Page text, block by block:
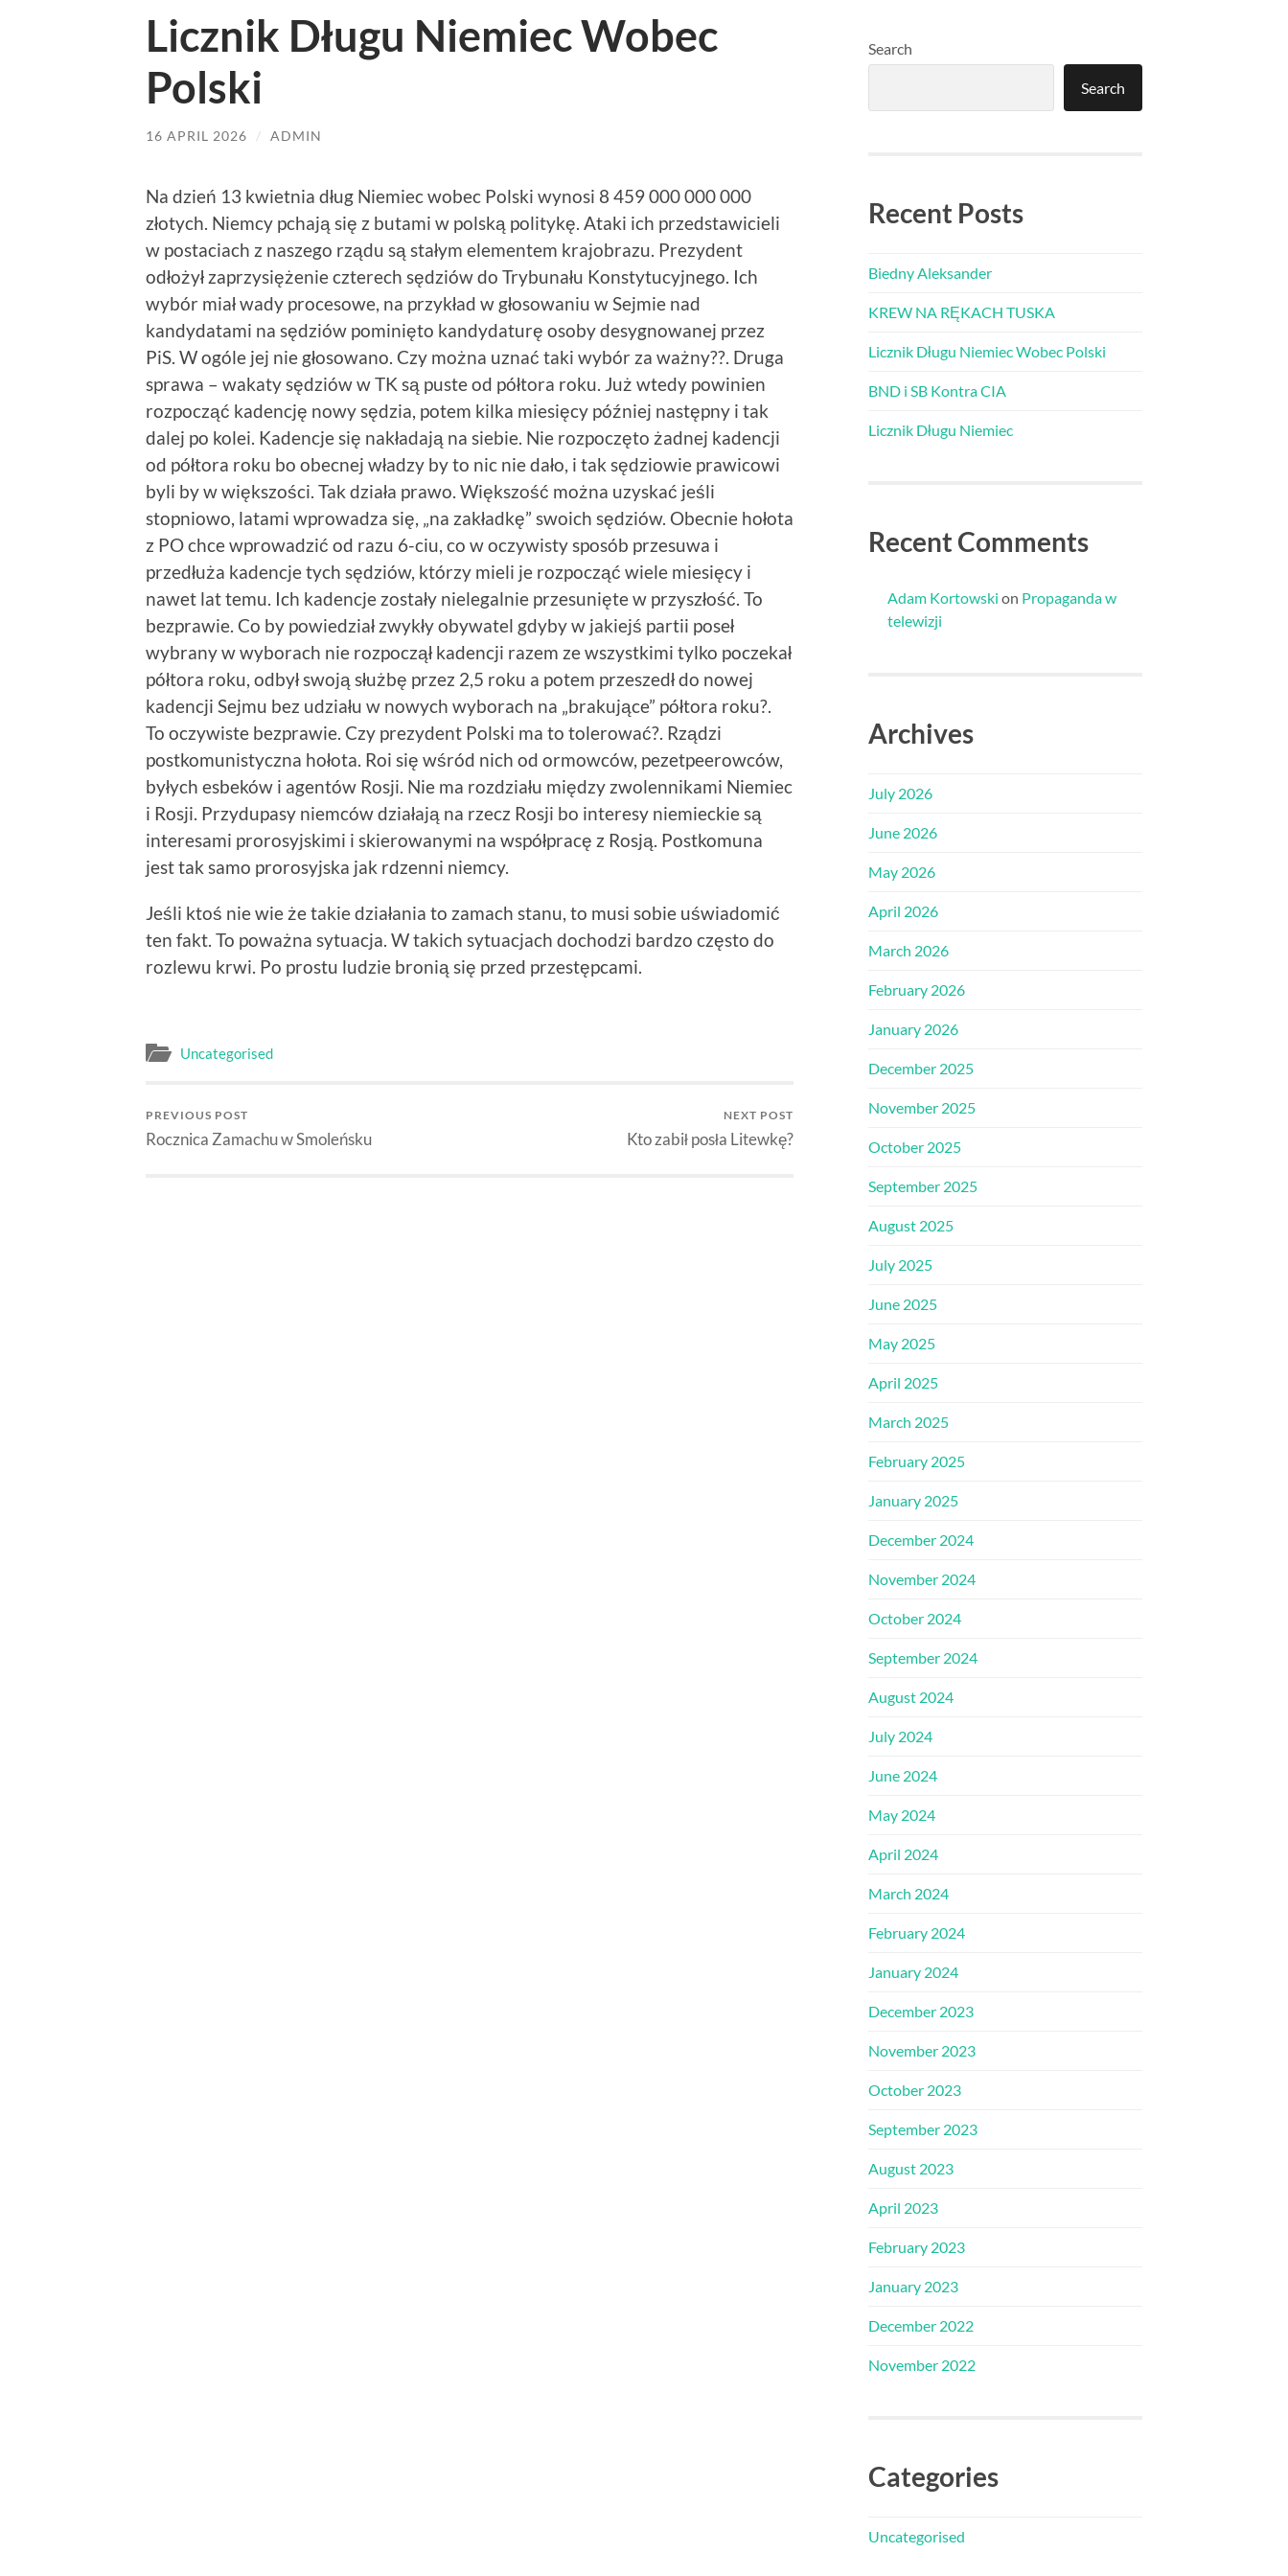
Licznik Długu Niemiec Wobec
Polski
16 APRIL 2026 / ADMIN
Na dzień 13 kwietnia dług Niemiec wobec Polski wynosi 8 459 000 000 000
złotych. Niemcy pchają się z butami w polską politykę. Ataki ich przedstawicieli
w postaciach z naszego rządu są stałym elementem krajobrazu. Prezydent
odłożył zaprzysiężenie czterech sędziów do Trybunału Konstytucyjnego. Ich
wybór miał wady procesowe, na przykład w głosowaniu w Sejmie nad
kandydatami na sędziów pominięto kandydaturę osoby desygnowanej przez
PiS. W ogóle jej nie głosowano. Czy można uznać taki wybór za ważny??. Druga
sprawa – wakaty sędziów w TK są puste od półtora roku. Już wtedy powinien
rozpocząć kadencję nowy sędzia, potem kilka miesięcy później następny i tak
dalej po kolei. Kadencje się nakładają na siebie. Nie rozpoczęto żadnej kadencji
od półtora roku bo obecnej władzy by to nic nie dało, i tak sędziowie prawicowi
byli by w większości. Tak działa prawo. Większość można uzyskać jeśli
stopniowo, latami wprowadza się, „na zakładkę” swoich sędziów. Obecnie hołota
z PO chce wprowadzić od razu 6-ciu, co w oczywisty sposób przesuwa i
przedłuża kadencje tych sędziów, którzy mieli je rozpocząć wiele miesięcy i
nawet lat temu. Ich kadencje zostały nielegalnie przesunięte w przyszłość. To
bezprawie. Co by powiedział zwykły obywatel gdyby w jakiejś partii poseł
wybrany w wyborach nie rozpoczął kadencji razem ze wszystkimi tylko poczekał
półtora roku, odbył swoją służbę przez 2,5 roku a potem przeszedł do nowej
kadencji Sejmu bez udziału w nowych wyborach na „brakujące” półtora roku?.
To oczywiste bezprawie. Czy prezydent Polski ma to tolerować?. Rządzi
postkomunistyczna hołota. Roi się wśród nich od ormowców, pezetpeerowców,
byłych esbeków i agentów Rosji. Nie ma rozdziału między zwolennikami Niemiec
i Rosji. Przydupasy niemców działają na rzecz Rosji bo interesy niemieckie są
interesami prorosyjskimi i skierowanymi na współpracę z Rosją. Postkomuna
jest tak samo prorosyjska jak rdzenni niemcy.
Jeśli ktoś nie wie że takie działania to zamach stanu, to musi sobie uświadomić
ten fakt. To poważna sytuacja. W takich sytuacjach dochodzi bardzo często do
rozlewu krwi. Po prostu ludzie bronią się przed przestępcami.
Uncategorised
PREVIOUS POST
Rocznica Zamachu w Smoleńsku
NEXT POST
Kto zabił posła Litewkę?
Search
Search
Recent Posts
Biedny Aleksander
KREW NA RĘKACH TUSKA
Licznik Długu Niemiec Wobec Polski
BND i SB Kontra CIA
Licznik Długu Niemiec
Recent Comments
Adam Kortowski on Propaganda w
telewizji
Archives
July 2026
June 2026
May 2026
April 2026
March 2026
February 2026
January 2026
December 2025
November 2025
October 2025
September 2025
August 2025
July 2025
June 2025
May 2025
April 2025
March 2025
February 2025
January 2025
December 2024
November 2024
October 2024
September 2024
August 2024
July 2024
June 2024
May 2024
April 2024
March 2024
February 2024
January 2024
December 2023
November 2023
October 2023
September 2023
August 2023
April 2023
February 2023
January 2023
December 2022
November 2022
Categories
Uncategorised